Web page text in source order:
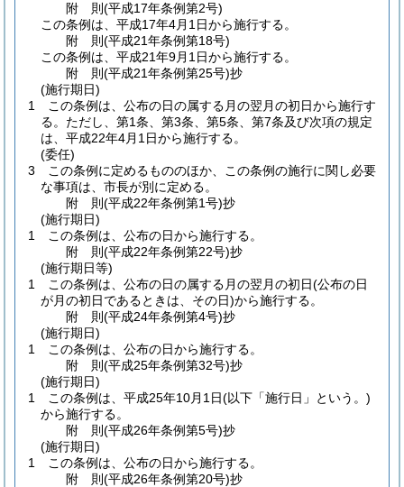
附 則(平成17年条例第2号)
この条例は、平成17年4月1日から施行する。
附 則(平成21年条例第18号)
この条例は、平成21年9月1日から施行する。
附 則(平成21年条例第25号)抄
(施行期日)
1
この条例は、公布の日の属する月の翌月の初日から施行す
る。 ただし、第1条、第3条、第5条、第7条及び次項の規定
は、平成22年4月1日から施行する。
(委任)
3
この条例に定めるもののほか、この条例の施行に関し必要
な事項は、市長が別に定める。
附 則(平成22年条例第1号)抄
(施行期日)
1
この条例は、公布の日から施行する。
附 則(平成22年条例第22号)抄
(施行期日等)
1
この条例は、公布の日の属する月の翌月の初日(公布の日
が月の初日であるときは、その日)から施行する。
附 則(平成24年条例第4号)抄
(施行期日)
1
この条例は、公布の日から施行する。
附 則(平成25年条例第32号)抄
(施行期日)
1
この条例は、平成25年10月1日(以下「施行日」という。)
から施行する。
附 則(平成26年条例第5号)抄
(施行期日)
1
この条例は、公布の日から施行する。
附 則(平成26年条例第20号)抄